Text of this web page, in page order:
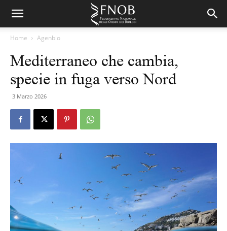
Home Agenbio
Mediterraneo che cambia,
specie in fuga verso Nord
3 Marzo 2026